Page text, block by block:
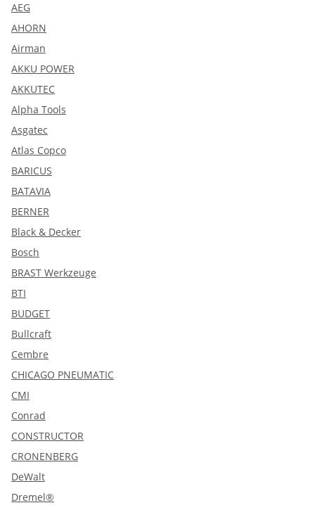
AEG
AHORN
Airman
AKKU POWER
AKKUTEC
Alpha Tools
Asgatec
Atlas Copco
BARICUS
BATAVIA
BERNER
Black & Decker
Bosch
BRAST Werkzeuge
BTI
BUDGET
Bullcraft
Cembre
CHICAGO PNEUMATIC
CMI
Conrad
CONSTRUCTOR
CRONENBERG
DeWalt
Dremel®